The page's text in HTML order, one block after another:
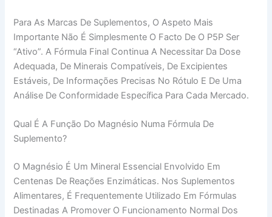
Para As Marcas De Suplementos, O Aspeto Mais
Importante Não É Simplesmente O Facto De O P5P Ser
“ativo”. A Fórmula Final Continua A Necessitar Da Dose
Adequada, De Minerais Compatíveis, De Excipientes
Estáveis, De Informações Precisas No Rótulo E De Uma
Análise De Conformidade Específica Para Cada Mercado.
Qual É A Função Do Magnésio Numa Fórmula De
Suplemento?
O Magnésio É Um Mineral Essencial Envolvido Em
Centenas De Reações Enzimáticas. Nos Suplementos
Alimentares, É Frequentemente Utilizado Em Fórmulas
Destinadas A Promover O Funcionamento Normal Dos